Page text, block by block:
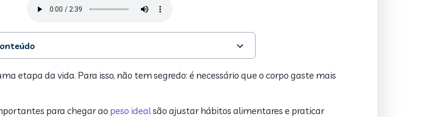
saúde
que queimam a gordura
que aceleram metabolismo
etapa da vida. Para isso, não tem segredo: é necessário que o corpo gaste mais
para chegar ao peso idealsão ajustar hábitos alimentares e praticar